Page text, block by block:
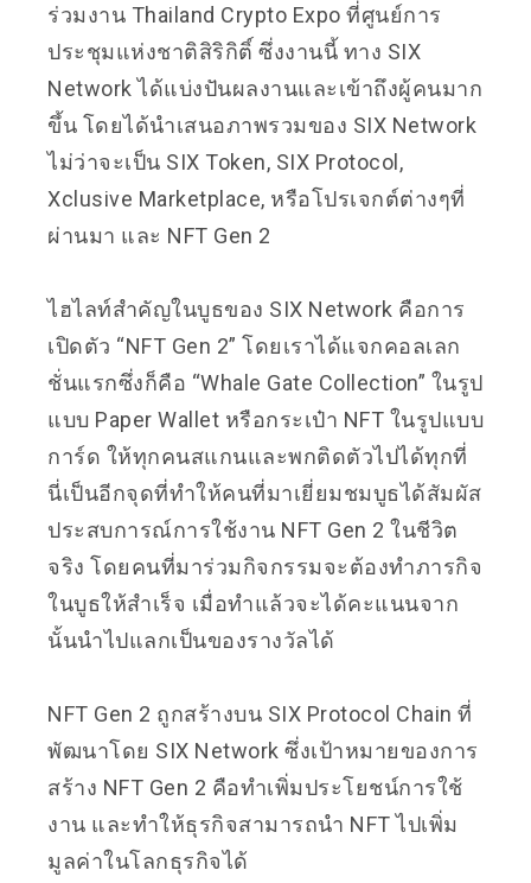
ร่วมงาน Thailand Crypto Expo ที่ศูนย์การ
ประชุมแห่งชาติสิริกิติ์ ซึ่งงานนี้ ทาง SIX
Network ได้แบ่งปันผลงานและเข้าถึงผู้คนมาก
ขึ้น โดยได้นำเสนอภาพรวมของ SIX Network
ไม่ว่าจะเป็น SIX Token, SIX Protocol,
Xclusive Marketplace, หรือโปรเจกต์ต่างๆที่
ผ่านมา และ NFT Gen 2
ไฮไลท์สำคัญในบูธของ SIX Network คือการ
เปิดตัว “NFT Gen 2” โดยเราได้แจกคอลเลก
ชั่นแรกซึ่งก็คือ “Whale Gate Collection” ในรูป
แบบ Paper Wallet หรือกระเป๋า NFT ในรูปแบบ
การ์ด ให้ทุกคนสแกนและพกติดตัวไปได้ทุกที่
นี่เป็นอีกจุดที่ทำให้คนที่มาเยี่ยมชมบูธได้สัมผัส
ประสบการณ์การใช้งาน NFT Gen 2 ในชีวิต
จริง โดยคนที่มาร่วมกิจกรรมจะต้องทำภารกิจ
ในบูธให้สำเร็จ เมื่อทำแล้วจะได้คะแนนจาก
นั้นนำไปแลกเป็นของรางวัลได้
NFT Gen 2 ถูกสร้างบน SIX Protocol Chain ที่
พัฒนาโดย SIX Network ซึ่งเป้าหมายของการ
สร้าง NFT Gen 2 คือทำเพิ่มประโยชน์การใช้
งาน และทำให้ธุรกิจสามารถนำ NFT ไปเพิ่ม
มูลค่าในโลกธุรกิจได้